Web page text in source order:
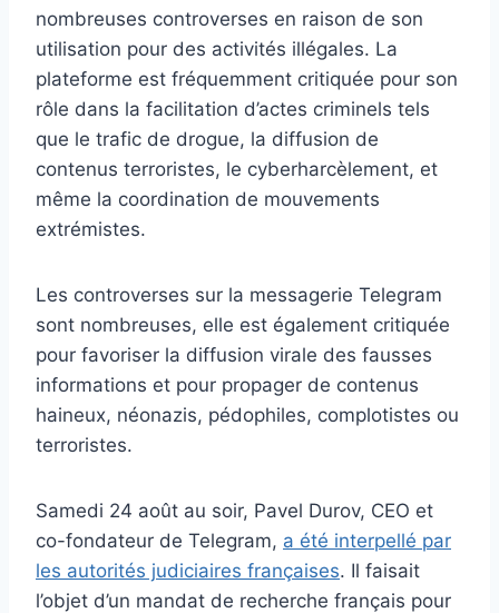
nombreuses controverses en raison de son
utilisation pour des activités illégales. La
plateforme est fréquemment critiquée pour son
rôle dans la facilitation d’actes criminels tels
que le trafic de drogue, la diffusion de
contenus terroristes, le cyberharcèlement, et
même la coordination de mouvements
extrémistes.
Les controverses sur la messagerie Telegram
sont nombreuses, elle est également critiquée
pour favoriser la diffusion virale des fausses
informations et pour propager de contenus
haineux, néonazis, pédophiles, complotistes ou
terroristes.
Samedi 24 août au soir, Pavel Durov, CEO et
co-fondateur de Telegram, a été interpellé par
les autorités judiciaires françaises. Il faisait
l’objet d’un mandat de recherche français pour